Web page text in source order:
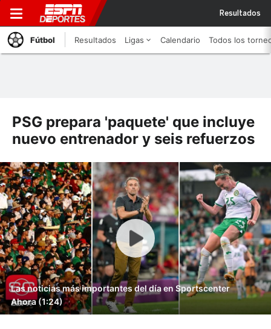
Resultados
Fútbol Resultados Ligas Calendario Todos los
PSG prepara 'paquete' que incluye
nuevo entrenador y seis refuerzos
Las noticias más importantes del día en Sportscenter
Ahora (1:24)